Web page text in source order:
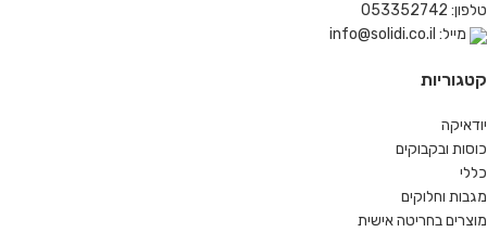
טלפון: 053352742
מייל: info@solidi.co.il
קטגוריות
יודאיקה
כוסות ובקבוקים
כללי
מגבות וחלוקים
מוצרים בחריטה אישית